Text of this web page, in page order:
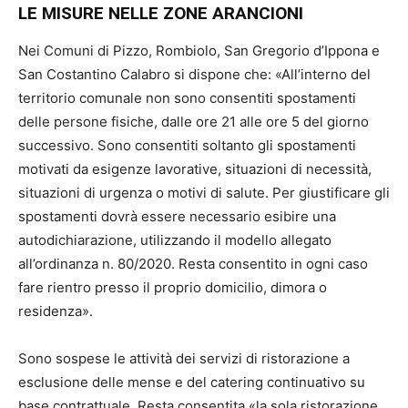
LE MISURE NELLE ZONE ARANCIONI
Nei Comuni di Pizzo, Rombiolo, San Gregorio d’Ippona e
San Costantino Calabro si dispone che: «All’interno del
territorio comunale non sono consentiti spostamenti
delle persone fisiche, dalle ore 21 alle ore 5 del giorno
successivo. Sono consentiti soltanto gli spostamenti
motivati da esigenze lavorative, situazioni di necessità,
situazioni di urgenza o motivi di salute. Per giustificare gli
spostamenti dovrà essere necessario esibire una
autodichiarazione, utilizzando il modello allegato
all’ordinanza n. 80/2020. Resta consentito in ogni caso
fare rientro presso il proprio domicilio, dimora o
residenza».
Sono sospese le attività dei servizi di ristorazione a
esclusione delle mense e del catering continuativo su